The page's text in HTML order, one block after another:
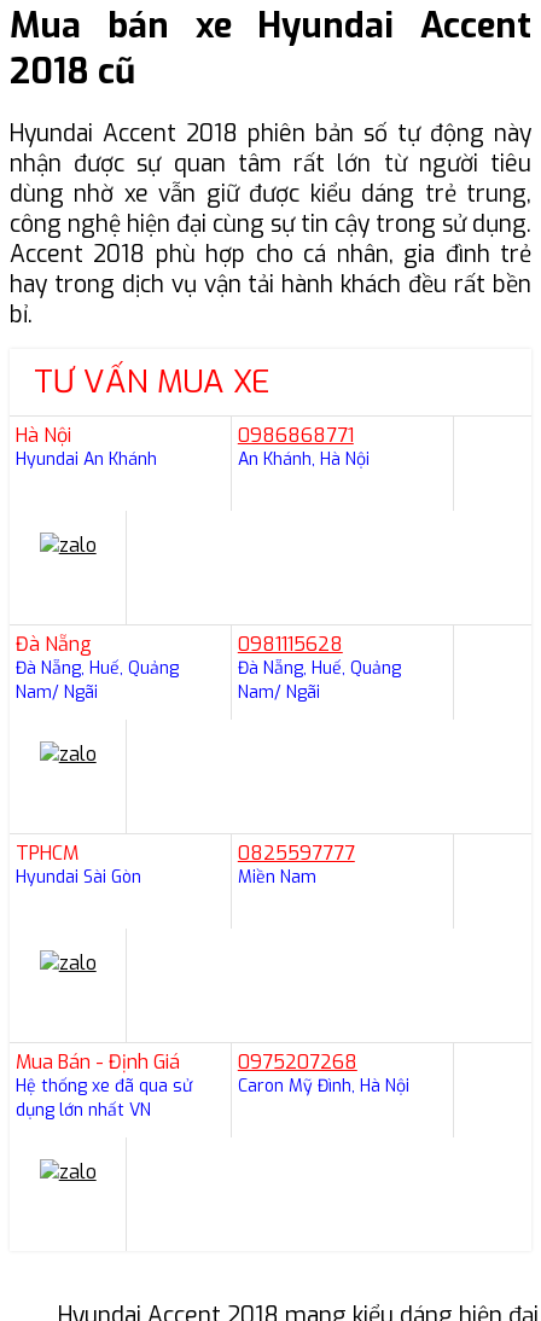
Mua bán xe Hyundai Accent
2018 cũ
Hyundai Accent 2018 phiên bản số tự động này
nhận được sự quan tâm rất lớn từ người tiêu
dùng nhờ xe vẫn giữ được kiểu dáng trẻ trung,
công nghệ hiện đại cùng sự tin cậy trong sử dụng.
Accent 2018 phù hợp cho cá nhân, gia đình trẻ
hay trong dịch vụ vận tải hành khách đều rất bền
bỉ.
TƯ VẤN MUA XE
Hà Nội
Hyundai An Khánh
0986868771
An Khánh, Hà Nội
Đà Nẵng
Đà Nẵng, Huế, Quảng
Nam/ Ngãi
0981115628
Đà Nẵng, Huế, Quảng
Nam/ Ngãi
TPHCM
Hyundai Sài Gòn
0825597777
Miền Nam
Mua Bán - Định Giá
Hệ thống xe đã qua sử
dụng lớn nhất VN
0975207268
Caron Mỹ Đình, Hà Nội